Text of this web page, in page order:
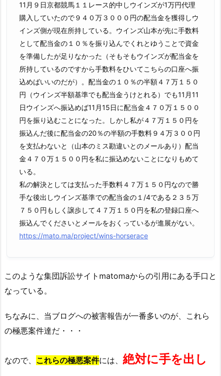
11月９日京都競馬１１レース的中しウインズが1万円代理
購入していたので９４０万３０００円の配当金を獲得しウ
インズ側が現在所持している。ウインズ山本が先に手数料
として配当金の１０％を振り込んでくれとゆうことで資金
を準備したが足りなかった（そもそもウインズが配当金を
所持しているのですから手数料をひいてこちらの口座へ振
込めばいいのだが）。配当金の１０％の半額４７万１５０
円（ウインズ半額基準でも配当金うけとれる）でも11月11
日ウインズへ振込めば11月15日に配当金４７０万１５００
円を振り込むことになった。しかし私が４７万１５０円を
振込んだ後に配当金の20％の半額の手数料９４万３００円
を支払わないと（山本のミス勘違いとのメールあり）配当
金４７０万１５００円を私に振込めないことになりもめて
いる。
私の解決としては支払った手数料４７万１５０円なので勝
手な後出しウインズ基準での配当金の１/4である２３５万
７５０円もしく譲歩して４７万１５０円を私の登録口座へ
振込んでくださいとメールをおくっているが進展がない。
https://mato.ma/project/wins-horserace
このような集団訴訟サイトmatomaからの引用にある手口と
なっている。
ちなみに、当ブログへの被害報告が一番多いのが、これら
の極悪案件達だ・・・
なので、 これらの極悪案件には、 絶対に手を出し